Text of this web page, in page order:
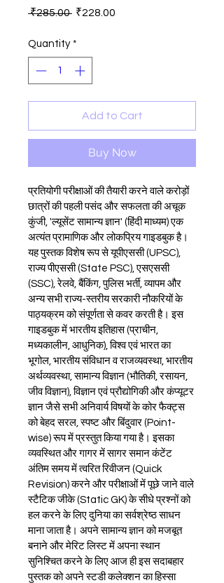
₹285.00 Regular
₹228.00
Quantity *
Add to Cart
Buy Now
प्रतियोगी परीक्षाओं की तैयारी करने वाले करोड़ों
छात्रों की पहली पसंद और सफलता की अचूक
कुंजी, 'ल्यूसेंट सामान्य ज्ञान' (हिंदी माध्यम) एक
अत्यंत प्रामाणिक और लोकप्रिय गाइडबुक है।
यह पुस्तक विशेष रूप से यूपीएससी (UPSC),
राज्य पीएससी (State PSC), एसएससी
(SSC), रेलवे, बैंकिंग, पुलिस भर्ती, व्यापम और
अन्य सभी राज्य-स्तरीय सरकारी नौकरियों के
पाठ्यक्रम को संपूर्णता से कवर करती है। इस
गाइडबुक में भारतीय इतिहास (प्राचीन,
मध्यकालीन, आधुनिक), विश्व एवं भारत का
भूगोल, भारतीय संविधान व राजव्यवस्था, भारतीय
अर्थव्यवस्था, सामान्य विज्ञान (भौतिकी, रसायन,
जीव विज्ञान), विज्ञान एवं प्रौद्योगिकी और कंप्यूटर
ज्ञान जैसे सभी अनिवार्य विषयों के कोर फैक्ट्स
को बेहद सरल, स्पष्ट और बिंदुवार (Point-
wise) रूप में प्रस्तुत किया गया है। इसका
व्यवस्थित और गागर में सागर समान कंटेंट
अंतिम समय में त्वरित रिवीजन (Quick
Revision) करने और परीक्षाओं में पूछे जाने वाले
स्टैटिक जीके (Static GK) के सीधे प्रश्नों को
हल करने के लिए दुनिया का सर्वश्रेष्ठ साधन
माना जाता है। अपने सामान्य ज्ञान को मजबूत
बनाने और मेरिट लिस्ट में अपना स्थान
सुनिश्चित करने के लिए आज ही इस सदाबहार
पुस्तक को अपने स्टडी कलेक्शन का हिस्सा